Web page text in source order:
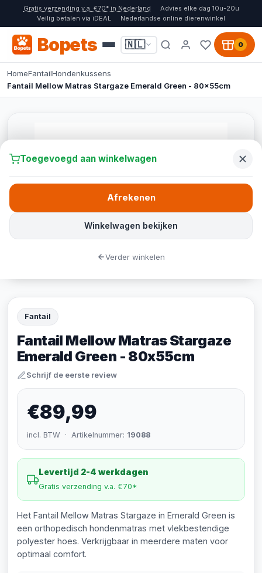
Gratis verzending v.a. €70* in Nederland
Advies elke dag 10u-20u
Veilig betalen via iDEAL
Nederlandse online dierenwinkel
Bopets 🇳🇱 0
HomeFantailHondenkussens
Fantail Mellow Matras Stargaze Emerald Green - 80x55cm
Fantail
Fantail Mellow Matras Stargaze
Emerald Green - 80x55cm
Schrijf de eerste review
€89,99
incl. BTW · Artikelnummer: 19088
Levertijd 2-4 werkdagen
Gratis verzending v.a. €70*
Het Fantail Mellow Matras Stargaze in Emerald Green is
een orthopedisch hondenmatras met vlekbestendige
polyester hoes. Verkrijgbaar in meerdere maten voor
optimaal comfort.
Toegevoegd aan winkelwagen
Winkelwagen bekijken
Afrekenen
Verder winkelen